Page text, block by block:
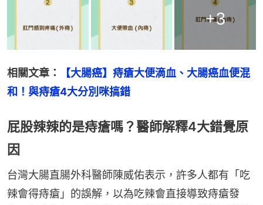
+3
相關文章：
【大腸癌】痔瘡大便滴血、大腸癌血便混
和！與痔瘡4大分別咪搞錯
屁股辣辣的是痔瘡嗎？醫師解釋4大錯覺原
因
台灣大腸直腸外科醫師陳威佑表示，許多人都有「吃
辣會得痔瘡」的誤解，以為吃辣會直接導致痔瘡發